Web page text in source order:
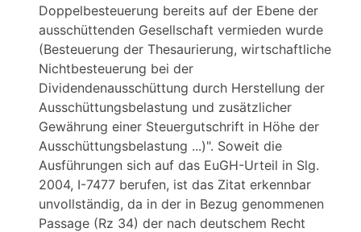
Doppelbesteuerung bereits auf der Ebene der
ausschüttenden Gesellschaft vermieden wurde
(Besteuerung der Thesaurierung, wirtschaftliche
Nichtbesteuerung bei der
Dividendenausschüttung durch Herstellung der
Ausschüttungsbelastung und zusätzlicher
Gewährung einer Steuergutschrift in Höhe der
Ausschüttungsbelastung ...)". Soweit die
Ausführungen sich auf das EuGH-Urteil in Slg.
2004, I-7477 berufen, ist das Zitat erkennbar
unvollständig, da in der in Bezug genommenen
Passage (Rz 34) der nach deutschem Recht